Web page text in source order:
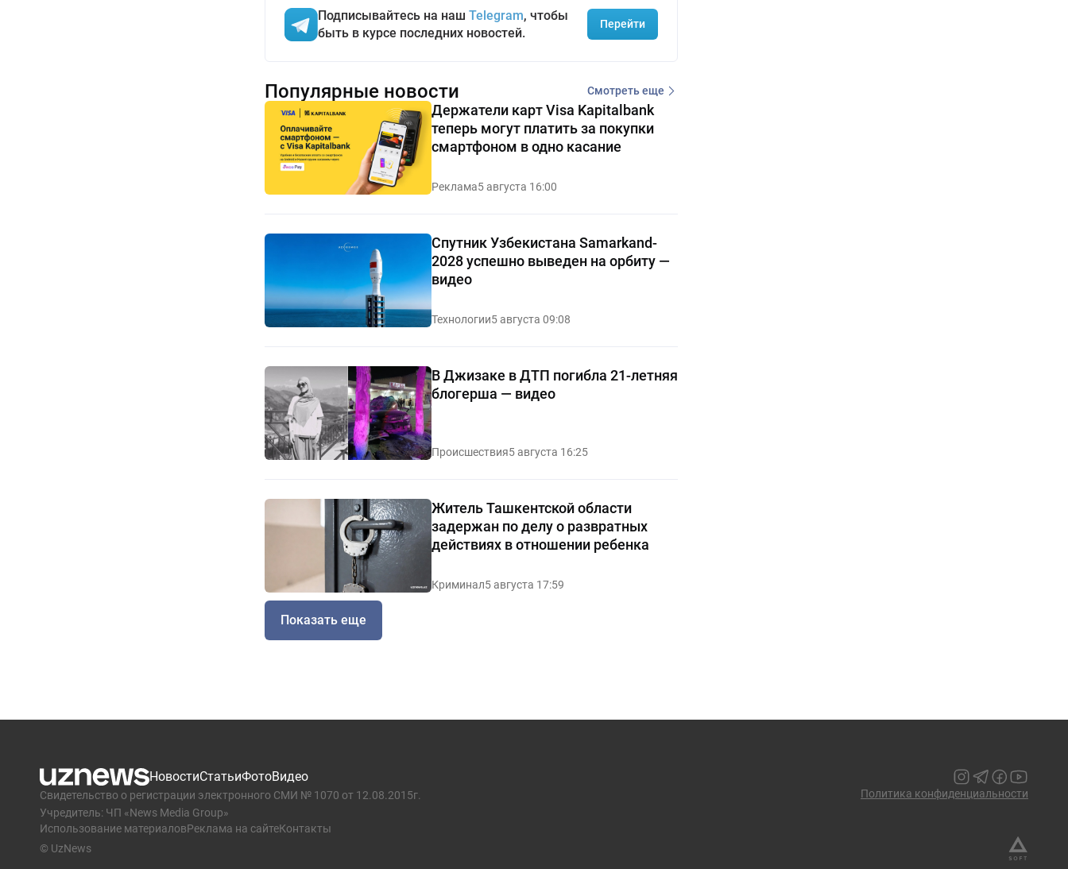
Подписывайтесь на наш Telegram, чтобы
быть в курсе последних новостей.
Перейти
Популярные новости Смотреть еще
Держатели карт Visa Kapitalbank
теперь могут платить за покупки
смартфоном в одно касание
Реклама5 августа 16:00
Спутник Узбекистана Samarkand-
2028 успешно выведен на орбиту —
видео
Технологии5 августа 09:08
В Джизаке в ДТП погибла 21-летняя
блогерша — видео
Происшествия5 августа 16:25
Житель Ташкентской области
задержан по делу о развратных
действиях в отношении ребенка
Криминал5 августа 17:59
Показать еще
НовостиСтатьиФотоВидео
Свидетельство о регистрации электронного СМИ № 1070 от 12.08.2015г.
Учредитель: ЧП «News Media Group»
Использование материаловРеклама на сайтеКонтакты
Политика конфиденциальности
© UzNews